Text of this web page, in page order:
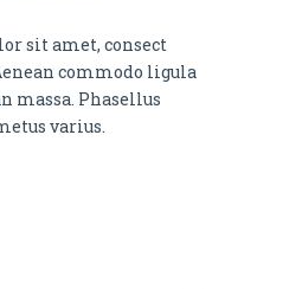
sit amet, consect
commodo ligula
massa. Phasellus
varius.